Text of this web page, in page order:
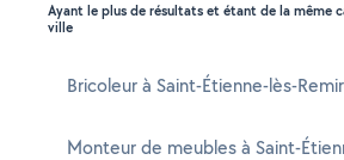
Ayant le plus de résultats et étant de la même
ville
Bricoleur à Saint-Étienne-lès-
Monteur de meubles à Saint-